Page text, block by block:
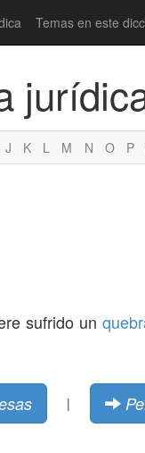
Temas en este
J K L M N O P
sufrido un
|